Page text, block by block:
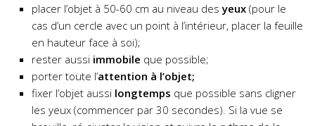
placer l’objet à 50-60 cm au niveau desyeux (pour le
cas d’un cercle avec un point à l’intérieur, placer la feuille
en hauteur face à soi);
rester aussi immobile que possible;
porter toute l’attention à l’objet;
fixer l’objet aussi longtemps que possible sans cligner
les yeux (commencer par 30 secondes). Si la vue se